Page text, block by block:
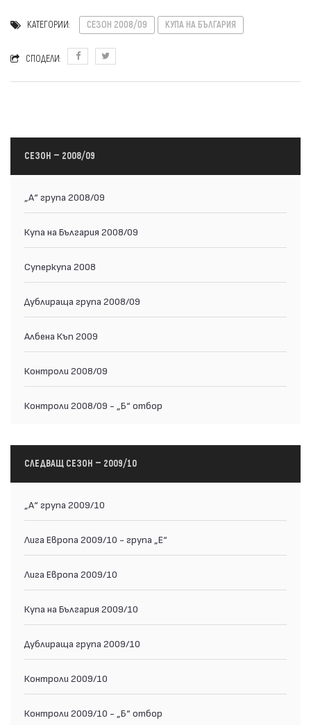
КАТЕГОРИИ: СЕЗОН 2008/09 КУПА НА БЪЛГАРИЯ
СПОДЕЛИ:
СЕЗОН — 2008/09
„А“ група 2008/09
Купа на България 2008/09
Суперкупа 2008
Дублираща група 2008/09
Албена Къп 2009
Контроли 2008/09
Контроли 2008/09 - „Б“ отбор
СЛЕДВАЩ СЕЗОН — 2009/10
„А“ група 2009/10
Лига Европа 2009/10 - група „Е“
Лига Европа 2009/10
Купа на България 2009/10
Дублираща група 2009/10
Контроли 2009/10
Контроли 2009/10 - „Б“ отбор